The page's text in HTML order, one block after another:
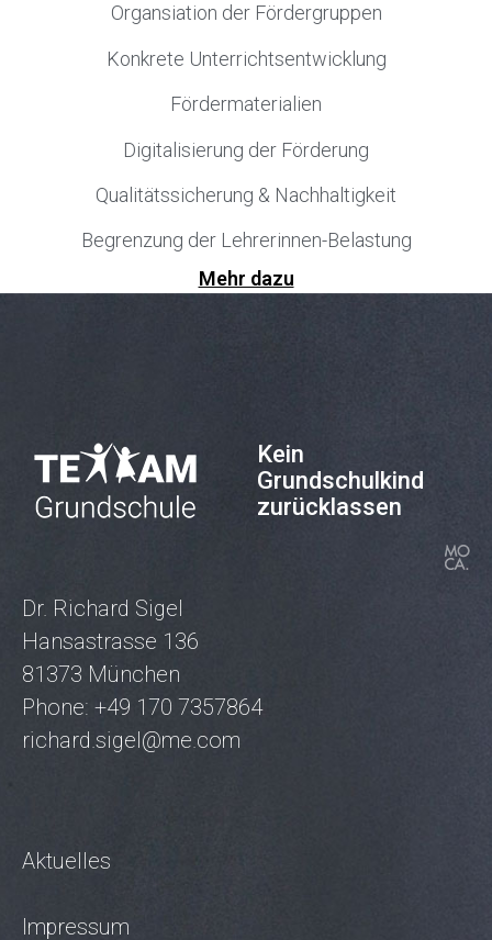
Organsiation der Fördergruppen
Konkrete Unterrichtsentwicklung
Fördermaterialien
Digitalisierung der Förderung
Qualitätssicherung & Nachhaltigkeit
Begrenzung der Lehrerinnen-Belastung
Mehr dazu
Kein
Grundschulkind
zurücklassen
Dr. Richard Sigel
Hansastrasse 136
81373 München
Phone: +49 170 7357864
richard.sigel@me.com
Aktuelles
Impressum